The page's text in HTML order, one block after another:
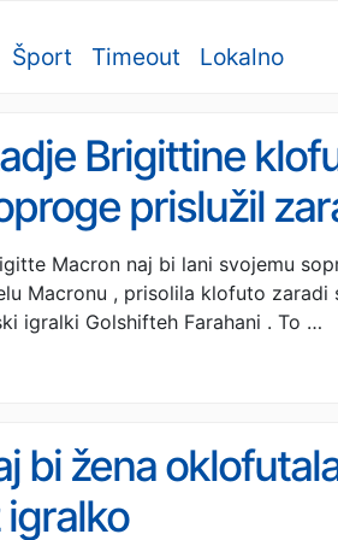
Šport Timeout Lokalno
Brigittine
prislužil
igralki
Macron naj bi lani svojemu
Macronu , prisolila klofuto
igralki Golshifteh Farahani . To …
bi žena